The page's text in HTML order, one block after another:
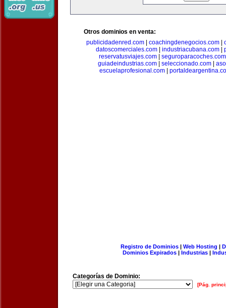
Otros dominios en venta:
publicidadenred.com| coachingdenegocios.com|
datoscomerciales.com| industriacubana.com|
reservatusviajes.com| seguroparacoches.com
guiadeindustrias.com
seleccionado.com
escuelaprofesional.com
Registro de Dominios| Web Hosting |
Dominios Expirados | Industrias |
Categorías de Dominio:
[Pág.